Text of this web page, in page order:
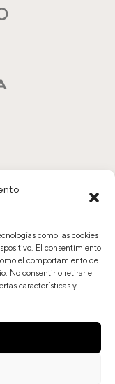
como las cookies
El consentimiento
el comportamiento de
No consentir o retirar el
características y